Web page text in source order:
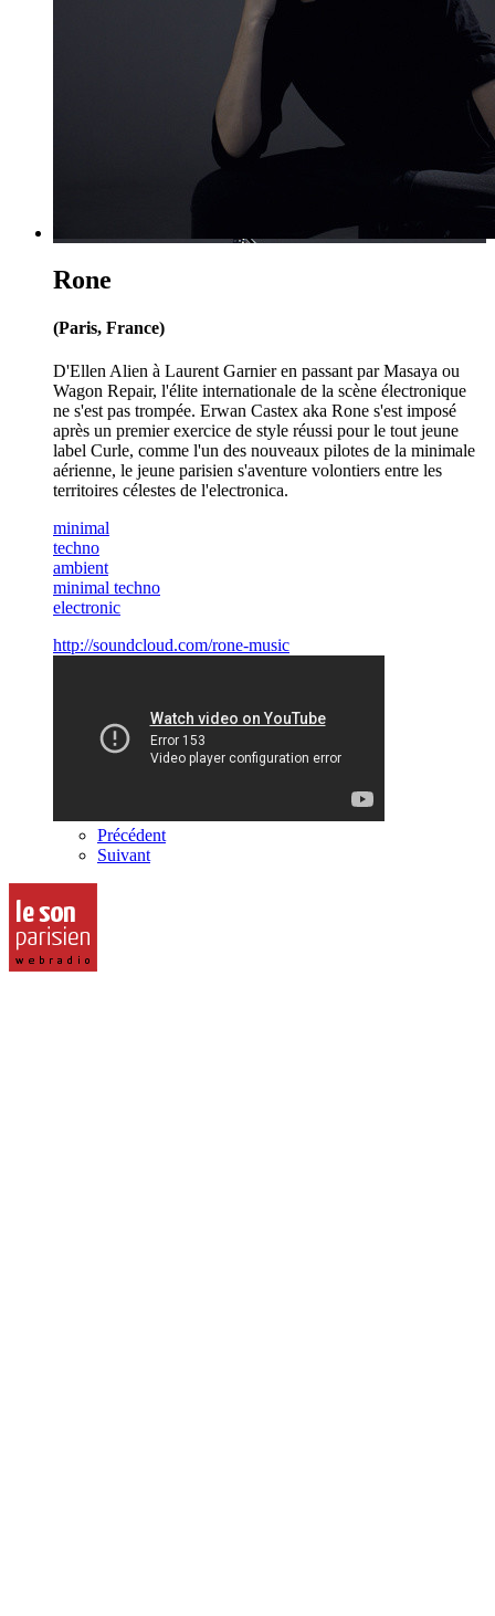
Rone
(Paris, France)
D'Ellen Alien à Laurent Garnier en passant par Masaya ou
Wagon Repair, l'élite internationale de la scène électronique
ne s'est pas trompée. Erwan Castex aka Rone s'est imposé
après un premier exercice de style réussi pour le tout jeune
label Curle, comme l'un des nouveaux pilotes de la minimale
aérienne, le jeune parisien s'aventure volontiers entre les
territoires célestes de l'electronica.
minimal
techno
ambient
minimal techno
electronic
http://soundcloud.com/rone-music
Précédent
Suivant